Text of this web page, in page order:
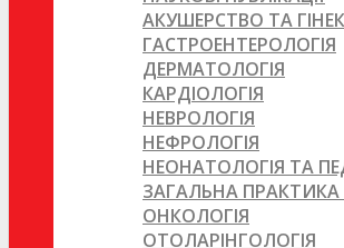
АКУШЕРСТВО ТА
ГАСТРОЕНТЕРОЛОГІЯ
ДЕРМАТОЛОГІЯ
КАРДІОЛОГІЯ
НЕВРОЛОГІЯ
НЕФРОЛОГІЯ
НЕОНАТОЛОГІЯ ТА
ЗАГАЛЬНА
ОНКОЛОГІЯ
ОТОЛАРІНГОЛОГІЯ